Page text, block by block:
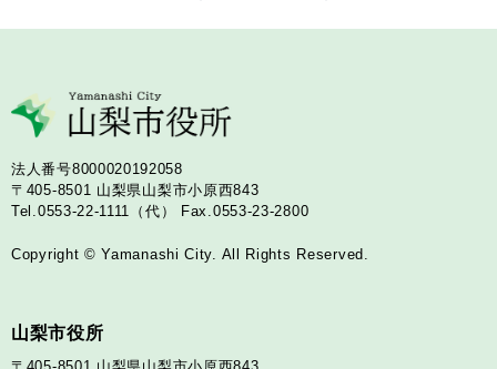
法人番号8000020192058
〒405-8501 山梨県山梨市小原西843
Tel.0553-22-1111（代）
Fax.0553-23-2800
Copyright © Yamanashi City. All Rights Reserved.
山梨市役所